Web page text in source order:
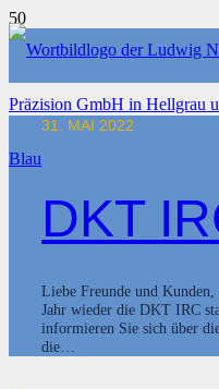
31. MAI 2022
DKT
Liebe Freunde und
Jahr wieder die DKT IRC
informieren Sie sich über
die…